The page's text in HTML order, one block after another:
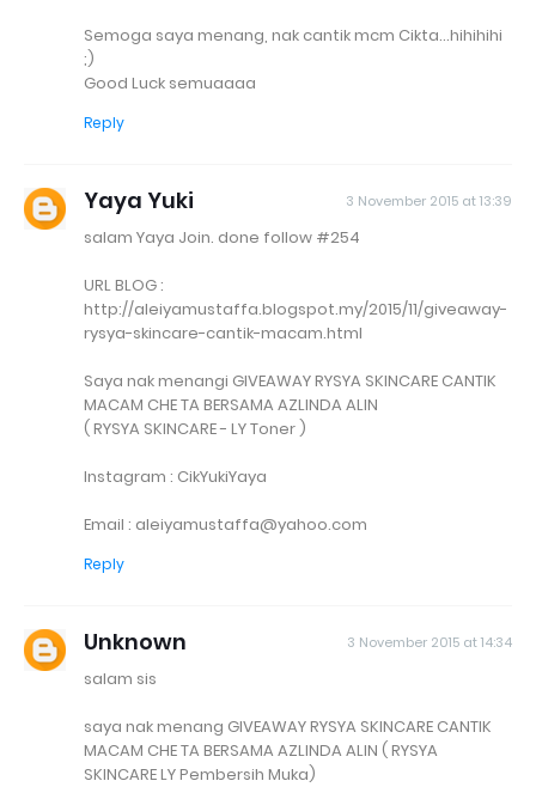
Semoga saya menang, nak cantik mcm Cikta...hihihihi
;)
Good Luck semuaaaa
Reply
Yaya Yuki 3 November 2015 at 13:39
salam Yaya Join. done follow #254
URL BLOG :
http://aleiyamustaffa.blogspot.my/2015/11/giveaway-
rysya-skincare-cantik-macam.html
Saya nak menangi GIVEAWAY RYSYA SKINCARE CANTIK
MACAM CHE TA BERSAMA AZLINDA ALIN
( RYSYA SKINCARE - LY Toner )
Instagram : CikYukiYaya
Email : aleiyamustaffa@yahoo.com
Reply
Unknown 3 November 2015 at 14:34
salam sis
saya nak menang GIVEAWAY RYSYA SKINCARE CANTIK
MACAM CHE TA BERSAMA AZLINDA ALIN ( RYSYA
SKINCARE LY Pembersih Muka)